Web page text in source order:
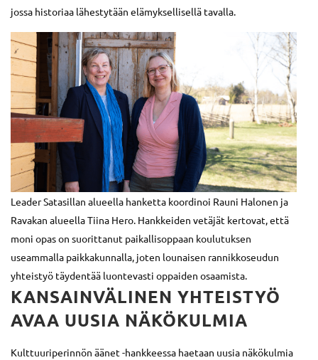
jossa historiaa lähestytään elämyksellisellä tavalla.
Leader Satasillan alueella hanketta koordinoi Rauni Halonen ja
Ravakan alueella Tiina Hero. Hankkeiden vetäjät kertovat, että
moni opas on suorittanut paikallisoppaan koulutuksen
useammalla paikkakunnalla, joten lounaisen rannikkoseudun
yhteistyö täydentää luontevasti oppaiden osaamista.
KANSAINVÄLINEN YHTEISTYÖ
AVAA UUSIA NÄKÖKULMIA
Kulttuuriperinnön äänet -hankkeessa haetaan uusia näkökulmia